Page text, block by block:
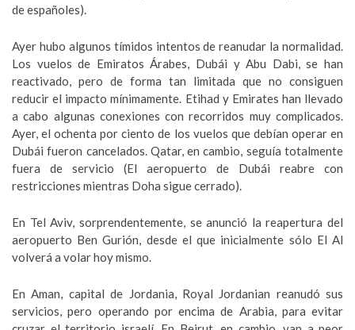
de españoles).
Ayer hubo algunos tímidos intentos de reanudar la normalidad.
Los vuelos de Emiratos Árabes, Dubái y Abu Dabi, se han
reactivado, pero de forma tan limitada que no consiguen
reducir el impacto mínimamente. Etihad y Emirates han llevado
a cabo algunas conexiones con recorridos muy complicados.
Ayer, el ochenta por ciento de los vuelos que debían operar en
Dubái fueron cancelados. Qatar, en cambio, seguía totalmente
fuera de servicio (El aeropuerto de Dubái reabre con
restricciones mientras Doha sigue cerrado).
En Tel Aviv, sorprendentemente, se anunció la reapertura del
aeropuerto Ben Gurión, desde el que inicialmente sólo El Al
volverá a volar hoy mismo.
En Aman, capital de Jordania, Royal Jordanian reanudó sus
servicios, pero operando por encima de Arabia, para evitar